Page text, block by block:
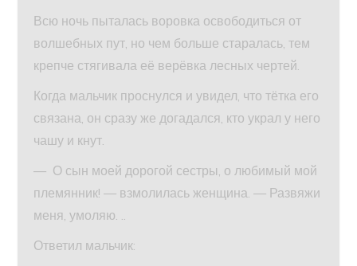
Всю ночь пыталась воровка освободиться от
волшебных пут, но чем больше старалась, тем
крепче стягивала её верёвка лесных чертей.
Когда мальчик проснулся и увидел, что тётка его
связана, он сразу же догадался, кто украл у него
чашу и кнут.
— О сын моей дорогой сестры, о любимый мой
племянник! — взмолилась женщина. — Развяжи
меня, умоляю. ..
Ответил мальчик: